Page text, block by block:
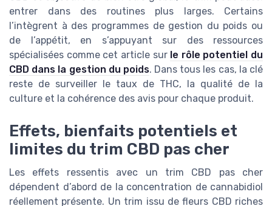
entrer dans des routines plus larges. Certains
l’intègrent à des programmes de gestion du poids ou
de l’appétit, en s’appuyant sur des ressources
spécialisées comme cet article sur le rôle potentiel du
CBD dans la gestion du poids. Dans tous les cas, la clé
reste de surveiller le taux de THC, la qualité de la
culture et la cohérence des avis pour chaque produit.
Effets, bienfaits potentiels et
limites du trim CBD pas cher
Les effets ressentis avec un trim CBD pas cher
dépendent d’abord de la concentration de cannabidiol
réellement présente. Un trim issu de fleurs CBD riches